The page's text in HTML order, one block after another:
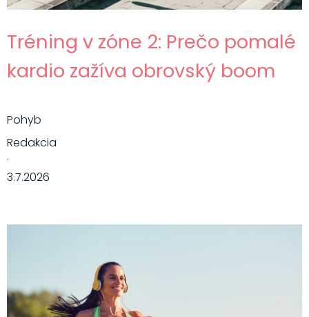
Tréning v zóne 2: Prečo pomalé
kardio zažíva obrovský boom
Pohyb
Redakcia
·
3.7.2026